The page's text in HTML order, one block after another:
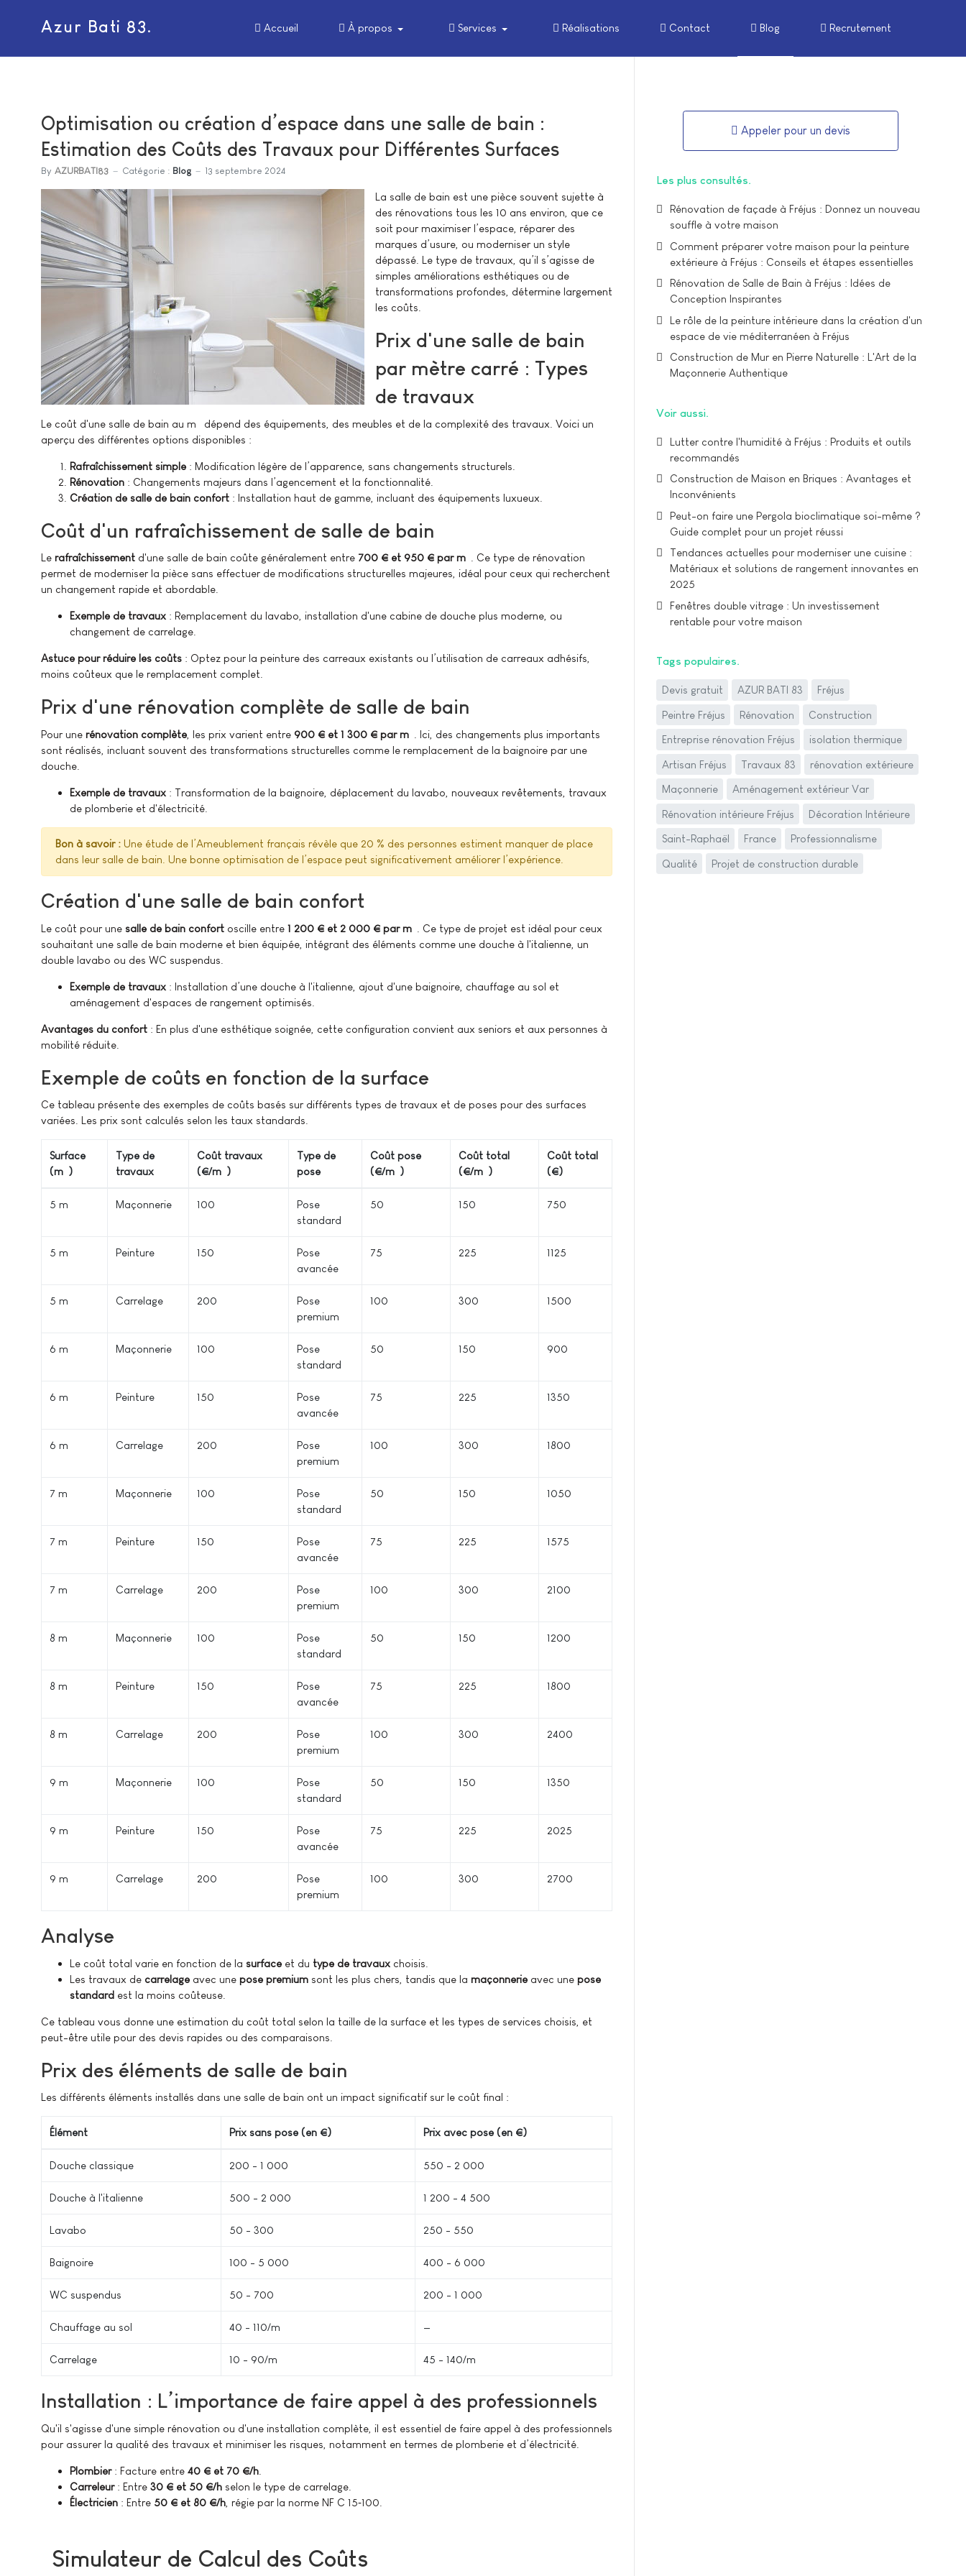
Azur Bati 83. Accueil À propos Services Réalisations Contact Blog Recrutement
Optimisation ou création d’espace dans une salle de bain :
Estimation des Coûts des Travaux pour Différentes Surfaces
By AZURBATI83 Catégorie : Blog 13 septembre 2024
La salle de bain est une pièce souvent sujette à
des rénovations tous les 10 ans environ, que ce
soit pour maximiser l’espace, réparer des
marques d’usure, ou moderniser un style
dépassé. Le type de travaux, qu’il s’agisse de
simples améliorations esthétiques ou de
transformations profondes, détermine largement
les coûts.
Prix d'une salle de bain
par mètre carré : Types
de travaux
Le coût d'une salle de bain au m² dépend des équipements, des meubles et de la complexité des travaux. Voici un
aperçu des différentes options disponibles :
Rafraîchissement simple : Modification légère de l’apparence, sans changements structurels.
Rénovation : Changements majeurs dans l’agencement et la fonctionnalité.
Création de salle de bain confort : Installation haut de gamme, incluant des équipements luxueux.
Coût d'un rafraîchissement de salle de bain
Le rafraîchissement d'une salle de bain coûte généralement entre 700 € et 950 € par m²
. Ce type de rénovation
permet de moderniser la pièce sans effectuer de modifications structurelles majeures, idéal pour ceux qui recherchent
un changement rapide et abordable.
Exemple de travaux : Remplacement du lavabo, installation d'une cabine de douche plus moderne, ou
changement de carrelage.
Astuce pour réduire les coûts : Optez pour la peinture des carreaux existants ou l’utilisation de carreaux adhésifs,
moins coûteux que le remplacement complet.
Prix d'une rénovation complète de salle de bain
Pour une rénovation complète , les prix varient entre 900 € et 1 300 € par m²
. Ici, des changements plus importants
sont réalisés, incluant souvent des transformations structurelles comme le remplacement de la baignoire par une
douche.
Exemple de travaux : Transformation de la baignoire, déplacement du lavabo, nouveaux revêtements, travaux
de plomberie et d'électricité.
Bon à savoir :Une étude de l’Ameublement français révèle que 20 % des personnes estiment manquer de place
dans leur salle de bain. Une bonne optimisation de l’espace peut significativement améliorer l’expérience.
Création d'une salle de bain confort
Le coût pour une salle de bain confort oscille entre 1 200 € et 2 000 € par m²
. Ce type de projet est idéal pour ceux
souhaitant une salle de bain moderne et bien équipée, intégrant des éléments comme une douche à l'italienne, un
double lavabo ou des WC suspendus.
Exemple de travaux : Installation d’une douche à l'italienne, ajout d'une baignoire, chauffage au sol et
aménagement d'espaces de rangement optimisés.
Avantages du confort : En plus d'une esthétique soignée, cette configuration convient aux seniors et aux personnes à
mobilité réduite.
Exemple de coûts en fonction de la surface
Ce tableau présente des exemples de coûts basés sur différents types de travaux et de poses pour des surfaces
variées. Les prix sont calculés selon les taux standards.
Surface
(m²)
Type de
travaux
Coût travaux
(€/m²)
Type de
pose
Coût pose
(€/m²)
Coût total
(€/m²)
Coût total
(€)
5 m² Maçonnerie 100
Pose
standard
50 150 750
5 m² Peinture 150
Pose
avancée
75 225 1125
5 m² Carrelage 200
Pose
premium
100 300 1500
6 m² Maçonnerie 100
Pose
standard
50 150 900
6 m² Peinture 150
Pose
avancée
75 225 1350
6 m² Carrelage 200
Pose
premium
100 300 1800
7 m² Maçonnerie 100
Pose
standard
50 150 1050
7 m² Peinture 150
Pose
avancée
75 225 1575
7 m² Carrelage 200
Pose
premium
100 300 2100
8 m² Maçonnerie 100
Pose
standard
50 150 1200
8 m² Peinture 150
Pose
avancée
75 225 1800
8 m² Carrelage 200
Pose
premium
100 300 2400
9 m² Maçonnerie 100
Pose
standard
50 150 1350
9 m² Peinture 150
Pose
avancée
75 225 2025
9 m² Carrelage 200
Pose
premium
100 300 2700
Analyse
Le coût total varie en fonction de la surface et du type de travaux choisis.
Les travaux de carrelage avec une pose premium sont les plus chers, tandis que la maçonnerie avec une pose
standard est la moins coûteuse.
Ce tableau vous donne une estimation du coût total selon la taille de la surface et les types de services choisis, et
peut-être utile pour des devis rapides ou des comparaisons.
Prix des éléments de salle de bain
Les différents éléments installés dans une salle de bain ont un impact significatif sur le coût final :
Élément Prix sans pose (en €) Prix avec pose (en €)
Douche classique 200 - 1 000 550 - 2 000
Douche à l'italienne 500 - 2 000 1 200 - 4 500
Lavabo 50 - 300 250 - 550
Baignoire 100 - 5 000 400 - 6 000
WC suspendus 50 - 700 200 - 1 000
Chauffage au sol 40 - 110/m² —
Carrelage 10 - 90/m² 45 - 140/m²
Installation : L’importance de faire appel à des professionnels
Qu'il s'agisse d'une simple rénovation ou d'une installation complète, il est essentiel de faire appel à des professionnels
pour assurer la qualité des travaux et minimiser les risques, notamment en termes de plomberie et d’électricité.
Plombier: Facture entre 40 € et 70 €/h
Carreleur: Entre 30 € et 50 €/h selon le type de carrelage.
Électricien : Entre 50 € et 80 €/h , régie par la norme NF C 15‑100.
Simulateur de Calcul des Coûts
Appeler pour un devis
Les plus consultés
Rénovation de façade à Fréjus : Donnez un nouveau
souffle à votre maison
Comment préparer votre maison pour la peinture
extérieure à Fréjus : Conseils et étapes essentielles
Rénovation de Salle de Bain à Fréjus : Idées de
Conception Inspirantes
Le rôle de la peinture intérieure dans la création d'un
espace de vie méditerranéen à Fréjus
Construction de Mur en Pierre Naturelle : L'Art de la
Maçonnerie Authentique
Voir aussi
Lutter contre l'humidité à Fréjus : Produits et outils
recommandés
Construction de Maison en Briques : Avantages et
Inconvénients
Peut-on faire une Pergola bioclimatique soi-même ?
Guide complet pour un projet réussi
Tendances actuelles pour moderniser une cuisine :
Matériaux et solutions de rangement innovantes en
2025
Fenêtres double vitrage : Un investissement
rentable pour votre maison
Tags populaires
Devis gratuit AZUR BATI 83 Fréjus
Peintre Fréjus Rénovation Construction
Entreprise rénovation Fréjus isolation thermique
Artisan Fréjus Travaux 83 rénovation extérieure
Maçonnerie Aménagement extérieur Var
Rénovation intérieure Fréjus Décoration Intérieure
Saint-Raphaël France Professionnalisme
Qualité Projet de construction durable